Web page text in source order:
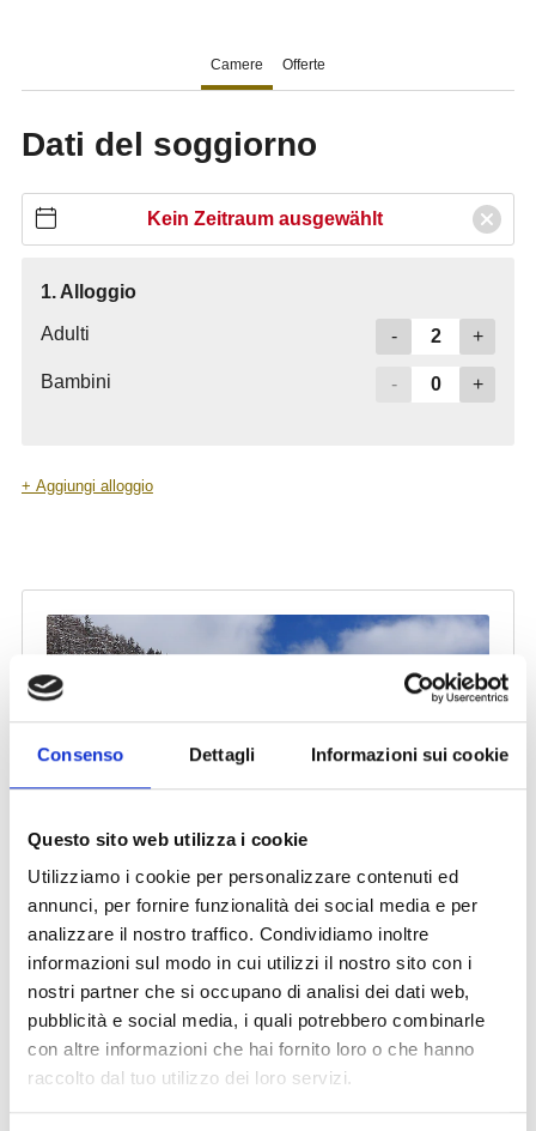
Consenso Dettagli Informazioni sui cookie
Questo sito web utilizza i cookie
Utilizziamo i cookie per personalizzare contenuti ed
annunci, per fornire funzionalità dei social media e per
analizzare il nostro traffico. Condividiamo inoltre
informazioni sul modo in cui utilizzi il nostro sito con i
nostri partner che si occupano di analisi dei dati web,
pubblicità e social media, i quali potrebbero combinarle
con altre informazioni che hai fornito loro o che hanno
raccolto dal tuo utilizzo dei loro servizi.